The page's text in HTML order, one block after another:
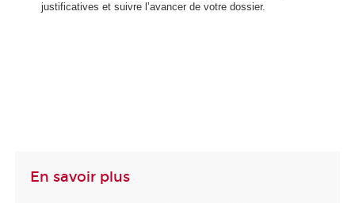
justificatives et suivre l’avancer de votre dossier.
En savoir plus